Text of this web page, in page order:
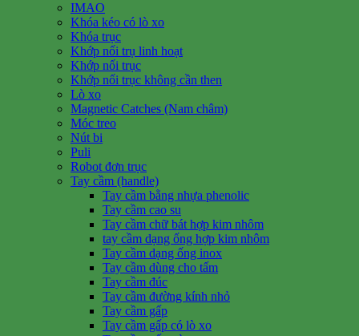
IMAO
Khóa kéo có lò xo
Khóa trục
Khớp nối trụ linh hoạt
Khớp nối trục
Khớp nối trục không cần then
Lò xo
Magnetic Catches (Nam châm)
Móc treo
Nút bi
Puli
Robot đơn trục
Tay cầm (handle)
Tay cầm bằng nhựa phenolic
Tay cầm cao su
Tay cầm chữ bát hợp kim nhôm
tay cầm dạng ống hợp kim nhôm
Tay cầm dạng ống inox
Tay cầm dùng cho tấm
Tay cầm đúc
Tay cầm đường kính nhỏ
Tay cầm gấp
Tay cầm gấp có lò xo